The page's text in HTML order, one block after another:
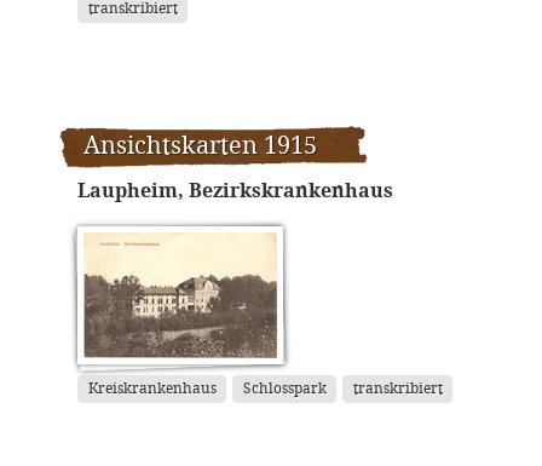
transkribiert
Ansichtskarten 1915
Laupheim, Bezirkskrankenhaus
Kreiskrankenhaus Schlosspark transkribiert